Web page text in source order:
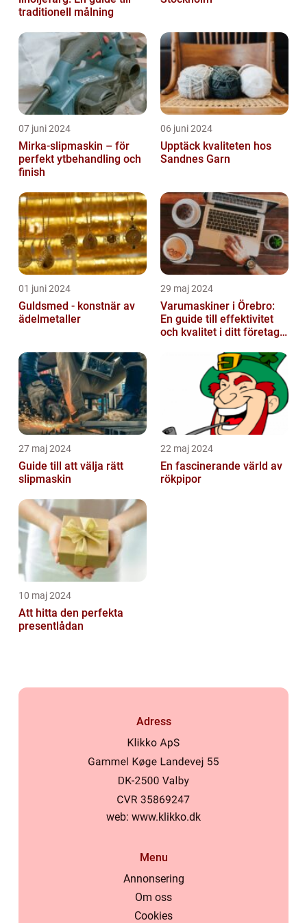
traditionell målning
07 juni 2024
Mirka-slipmaskin – för
perfekt ytbehandling och
finish
06 juni 2024
Upptäck kvaliteten hos
Sandnes Garn
01 juni 2024
Guldsmed - konstnär av
ädelmetaller
29 maj 2024
Varumaskiner i Örebro:
En guide till effektivitet
och kvalitet i ditt företags
27 maj 2024
Guide till att välja rätt
slipmaskin
22 maj 2024
En fascinerande värld av
rökpipor
10 maj 2024
Att hitta den perfekta
presentlådan
Adress
web: www.klikko.dk
Menu
Annonsering
Om oss
Cookies